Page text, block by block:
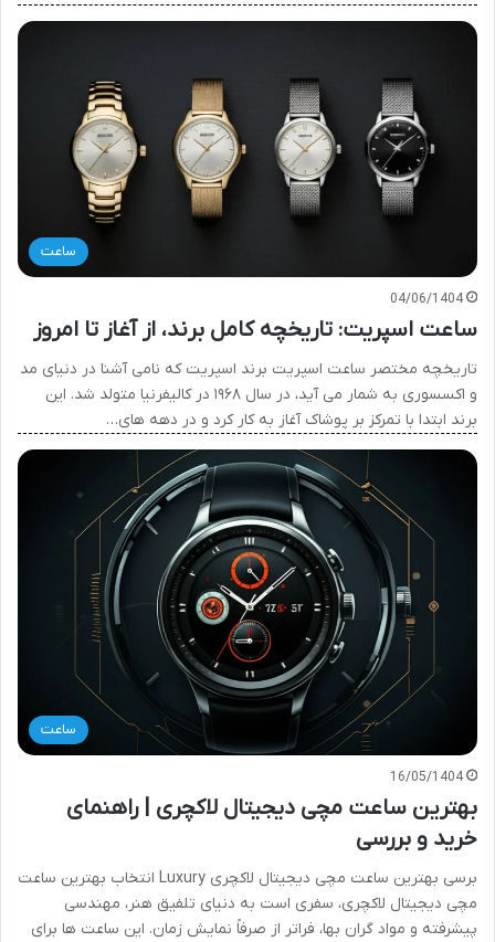
ساعت
04/06/1404
ساعت اسپریت: تاریخچه کامل برند، از آغاز تا امروز
تاریخچه مختصر ساعت اسپریت برند اسپریت که نامی آشنا در دنیای مد
و اکسسوری به شمار می آید، در سال ۱۹۶۸ در کالیفرنیا متولد شد. این
برند ابتدا با تمرکز بر پوشاک آغاز به کار کرد و در دهه های…
ساعت
16/05/1404
بهترین ساعت مچی دیجیتال لاکچری | راهنمای
خرید و بررسی
برسی بهترین ساعت مچی دیجیتال لاکچری Luxury انتخاب بهترین ساعت
مچی دیجیتال لاکچری، سفری است به دنیای تلفیق هنر، مهندسی
پیشرفته و مواد گران بها، فراتر از صرفاً نمایش زمان. این ساعت ها برای